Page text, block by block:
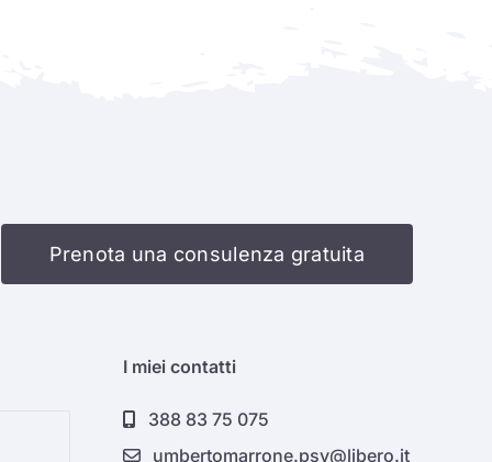
Prenota una consulenza gratuita
Psicoterapia di gruppo a L’Aquila: come
I miei contatti
388 83 75 075
umbertomarrone.psy@libero.it